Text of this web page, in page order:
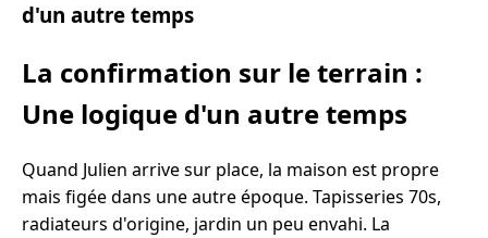
d'un autre temps
La confirmation sur le terrain :
Une logique d'un autre temps
Quand Julien arrive sur place, la maison est propre
mais figée dans une autre époque. Tapisseries 70s,
radiateurs d'origine, jardin un peu envahi. La